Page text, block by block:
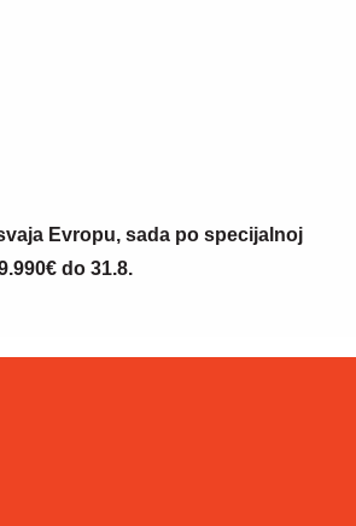
Evropu, sada po specijalnoj
do 31.8.